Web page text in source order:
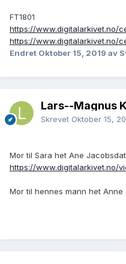
FT1801
https://www.digitalarkivet.no/
https://www.digitalarkivet.no/
Endret Oktober 15, 2019 av
Lars--Magnus
Skrevet Oktober 15,
Mor til Sara het Ane
https://www.digitalarkivet.no/
Mor til hennes mann het Anne